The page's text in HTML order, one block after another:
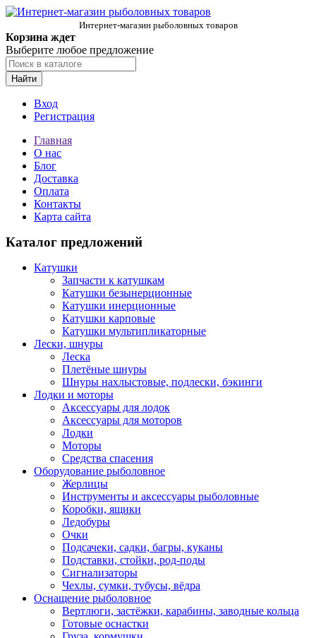
Интернет-магазин рыболовных товаров
Корзина ждет
Выберите любое предложение
Найти
Вход
Регистрация
Главная
О нас
Блог
Доставка
Оплата
Контакты
Карта сайта
Каталог предложений
Катушки
Запчасти к катушкам
Катушки безынерционные
Катушки инерционные
Катушки карповые
Катушки мультипликаторные
Лески, шнуры
Леска
Плетёные шнуры
Шнуры нахлыстовые, подлески, бэкинги
Лодки и моторы
Аксессуары для лодок
Аксессуары для моторов
Лодки
Моторы
Средства спасения
Оборудование рыболовное
Жерлицы
Инструменты и аксессуары рыболовные
Коробки, ящики
Ледобуры
Очки
Подсачеки, садки, багры, куканы
Подставки, стойки, род-поды
Сигнализаторы
Чехлы, сумки, тубусы, вёдра
Оснащение рыболовное
Вертлюги, застёжки, карабины, заводные кольца
Готовые оснастки